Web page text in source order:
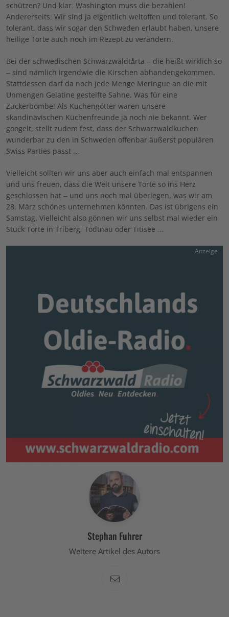
schützen? Und klar: Washington muss die bezahlen!
Andererseits: Wir sind ja eigentlich weltoffen und tolerant. So
tolerant, dass wir sogar den Schweden erlaubt haben, unsere
heilige Torte auch noch im Rezept zu verändern.
Bei der schwedischen Schwarzwaldtårta – die heißt wirklich so
– sind nämlich irgendwie die Kirschen abhandengekommen.
Stattdessen darf da noch jede Menge Meringue an die mit
Unmengen Gelatine gesteifte Sahne. Was für eine
Zuckerbombe! Als Kuchengötter waren unsere
skandinavischen Küchenfreunde ja noch nie bekannt. Wer
googelt, stellt zudem fest, dass der Schwarzwaldkuchen
wunderbar zu den in Schweden offenbar äußerst populären
Swiss Parties passt …
Vielleicht sollten wir uns aber auch einfach mal entspannen
und uns freuen, dass die Welt unsere Torte so ins Herz
geschlossen hat – und uns noch mal überlegen, was wir am
28. März schönes unternehmen könnten. Das ist übrigens ein
Samstag. Vielleicht also gönnen wir uns selbst mal wieder ein
Stück Torte in Triberg, Todtnau oder Titisee …
Anzeige
Stephan Fuhrer
Weitere Artikel des Autors